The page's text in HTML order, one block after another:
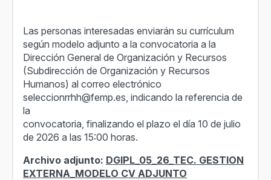
Las personas interesadas enviarán su currículum
según modelo adjunto a la convocatoria a la
Dirección General de Organización y Recursos
(Subdirección de Organización y Recursos
Humanos) al correo electrónico
seleccionrrhh@femp.es, indicando la referencia de
la
convocatoria, finalizando el plazo el día 10 de julio
de 2026 a las 15:00 horas.
Archivo adjunto: DGIPL_05_26_TEC. GESTION
EXTERNA_MODELO CV ADJUNTO